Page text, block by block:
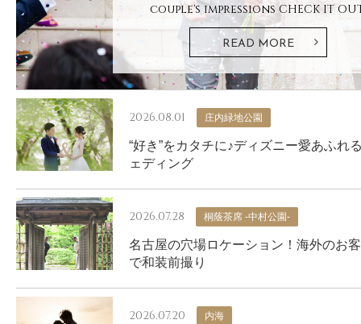
couple's impressionsCHECK IT
READ MORE
2026.08.01 庄内緑地公園
“好き”をカタチに♪ディズニー愛あふれ
ェディング
2026.07.28 桐蔭茶席 -中村公園-
名古屋の穴場ロケーション！海外のお
で和装前撮り
2026.07.20 内海